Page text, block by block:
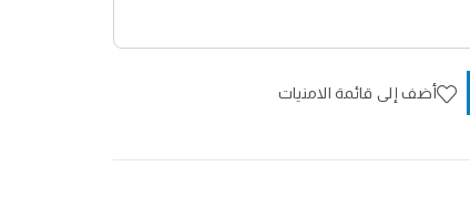
أضف إلى قائمة الامنيات